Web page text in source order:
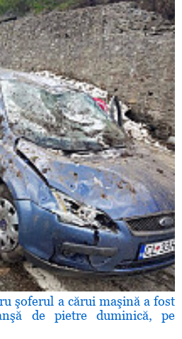
şoferul a cărui maşină a fost
de pietre duminică, pe